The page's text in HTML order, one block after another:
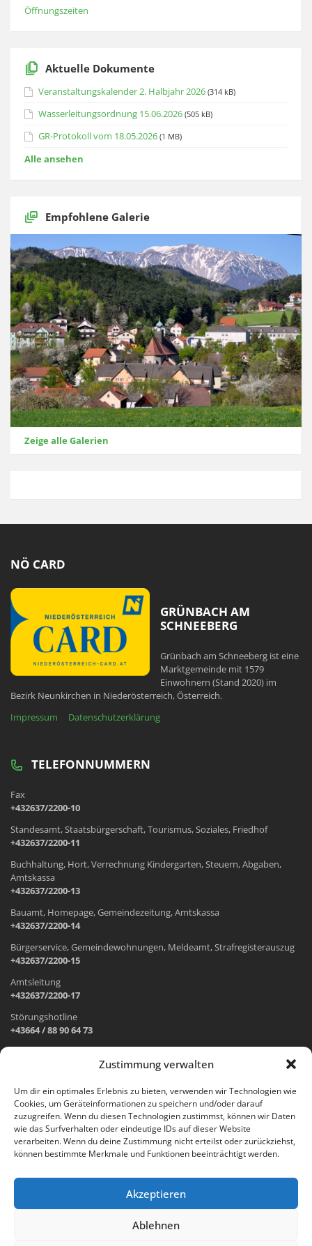
Zustimmung verwalten
Um dir ein optimales Erlebnis zu bieten, verwenden wir Technologien wie
Cookies, um Geräteinformationen zu speichern und/oder darauf
zuzugreifen. Wenn du diesen Technologien zustimmst, können wir Daten
wie das Surfverhalten oder eindeutige IDs auf dieser Website
verarbeiten. Wenn du deine Zustimmung nicht erteilst oder zurückziehst,
können bestimmte Merkmale und Funktionen beeinträchtigt werden.
Akzeptieren
Ablehnen
Öffnungszeiten
Aktuelle Dokumente
Veranstaltungskalender 2. Halbjahr 2026 (314 kB)
Wasserleitungsordnung 15.06.2026 (505 kB)
GR-Protokoll vom 18.05.2026 (1 MB)
Alle ansehen
Empfohlene Galerie
Zeige alle Galerien
NÖ CARD
GRÜNBACH AM
SCHNEEBERG
Grünbach am Schneeberg ist eine
Marktgemeinde mit 1579
Einwohnern (Stand 2020) im
Bezirk Neunkirchen in Niederösterreich, Österreich.
Impressum
Datenschutzerklärung
TELEFONNUMMERN
Fax
+432637/2200-10
Standesamt, Staatsbürgerschaft, Tourismus, Soziales, Friedhof
+432637/2200-11
Buchhaltung, Hort, Verrechnung Kindergarten, Steuern, Abgaben,
Amtskassa
+432637/2200-13
Bauamt, Homepage, Gemeindezeitung, Amtskassa
+432637/2200-14
Bürgerservice, Gemeindewohnungen, Meldeamt, Strafregisterauszug
+432637/2200-15
Amtsleitung
+432637/2200-17
Störungshotline
+43664 / 88 90 64 73
Wr. Neustädter Straße 1
2733 Grünbach am Schneeberg
Öffnungszeiten Gemeindeamt:
Montag: 8.00 – 12.00 Uhr und 14.00 – 18.00 Uhr
Freitag: 8.00 – 12.00 Uhr
Email: